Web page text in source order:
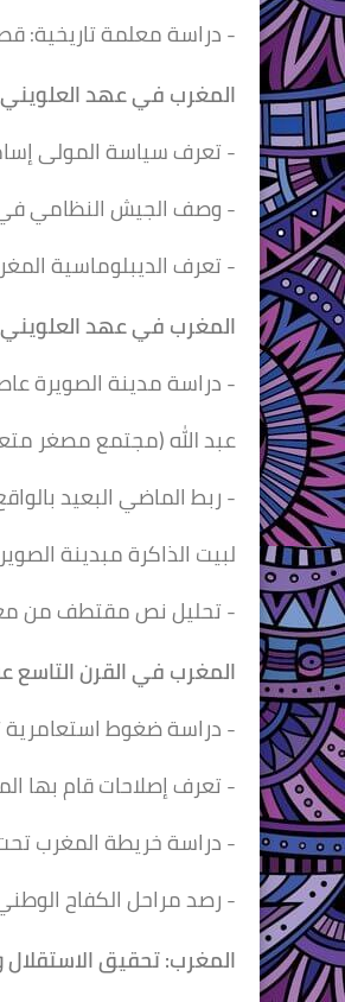
- دراسة معلمة تاريخية:
المغرب في عهد
- تعرف سياسة المولى
- وصف الجيش النظامي
- تعرف الديبلوماسية
المغرب في عهد
- دراسة مدينة الصويرة
عبد الله (مجتمع مصغر
- ربط الماضي البعيد
لبيت الذاكرة مبدينة الصويرة
- تحليل نص مقتطف من
المغرب في القرن التاسع
- دراسة ضغوط استعامرية
- تعرف إصلاحات قام بها
- دراسة خريطة المغرب تحت
- رصد مراحل الكفاح
المغرب: تحقيق الاستقلال